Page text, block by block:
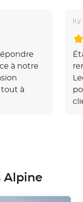
à notre
à
Il
Alpine